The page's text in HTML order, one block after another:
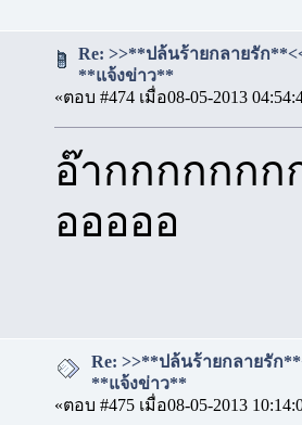
Re: >>**ปล้นร้ายกลายรัก
**แจ้งข่าว**
«ตอบ #474 เมื่อ08-05-2013
อ๊ากกกกกกก
อออออ
Re: >>**ปล้นร้ายกลายรัก
**แจ้งข่าว**
«ตอบ #475 เมื่อ08-05-2013